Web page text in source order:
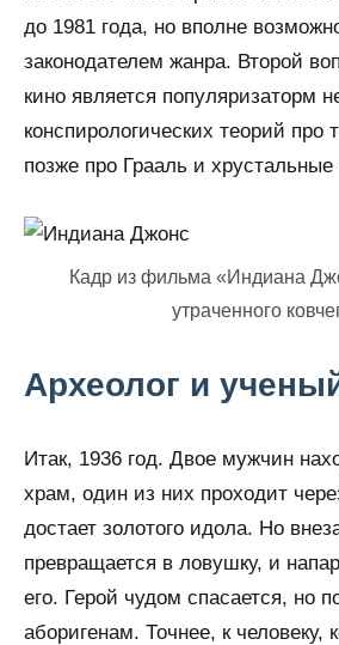
до 1981 года, но вполне
законодателем жанра. Второй
кино является популяризаторм
конспирологических теорий про
позже про Грааль и хрустальные
Кадр из фильма «Индиана
утраченного
Археолог и
Итак, 1936 год. Двое мужчин
храм, один из них проходит
достает золотого идола. Но
превращается в ловушку, и
его. Герой чудом спасается, но
аборигенам. Точнее, к человеку,